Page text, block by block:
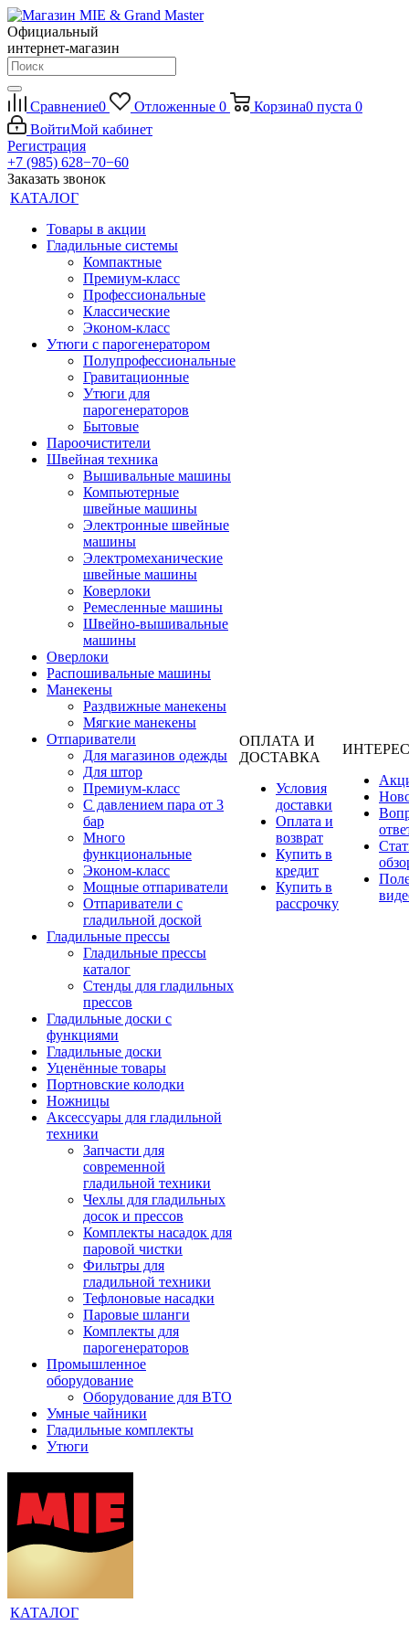
Официальный
интернет-магазин
Сравнение0 Отложенные 0 Корзина0 пуста 0
ВойтиМой кабинет
Регистрация
+7 (985) 628−70−60
Заказать звонок
КАТАЛОГ
Товары в акции
Гладильные системы
Компактные
Премиум-класс
Профессиональные
Классические
Эконом-класс
Утюги с парогенератором
Полупрофессиональные
Гравитационные
Утюги для
парогенераторов
Бытовые
Пароочистители
Швейная техника
Вышивальные машины
Компьютерные
швейные машины
Электронные швейные
машины
Электромеханические
швейные машины
Коверлоки
Ремесленные машины
Швейно-вышивальные
машины
Оверлоки
Распошивальные машины
Манекены
Раздвижные манекены
Мягкие манекены
Отпариватели
Для магазинов одежды
Для штор
Премиум-класс
С давлением пара от 3
бар
Много
функциональные
Эконом-класс
Мощные отпариватели
Отпариватели с
гладильной доской
Гладильные прессы
Гладильные прессы
каталог
Стенды для гладильных
прессов
Гладильные доски с
функциями
Гладильные доски
Уценённые товары
Портновские колодки
Ножницы
Аксессуары для гладильной
техники
Запчасти для
современной
гладильной техники
Чехлы для гладильных
досок и прессов
Комплекты насадок для
паровой чистки
Фильтры для
гладильной техники
Тефлоновые насадки
Паровые шланги
Комплекты для
парогенераторов
Промышленное
оборудование
Оборудование для ВТО
Умные чайники
Гладильные комплекты
Утюги
ОПЛАТА И
ДОСТАВКА
Условия
доставки
Оплата и
возврат
Купить в
кредит
Купить в
рассрочку
КАТАЛОГ